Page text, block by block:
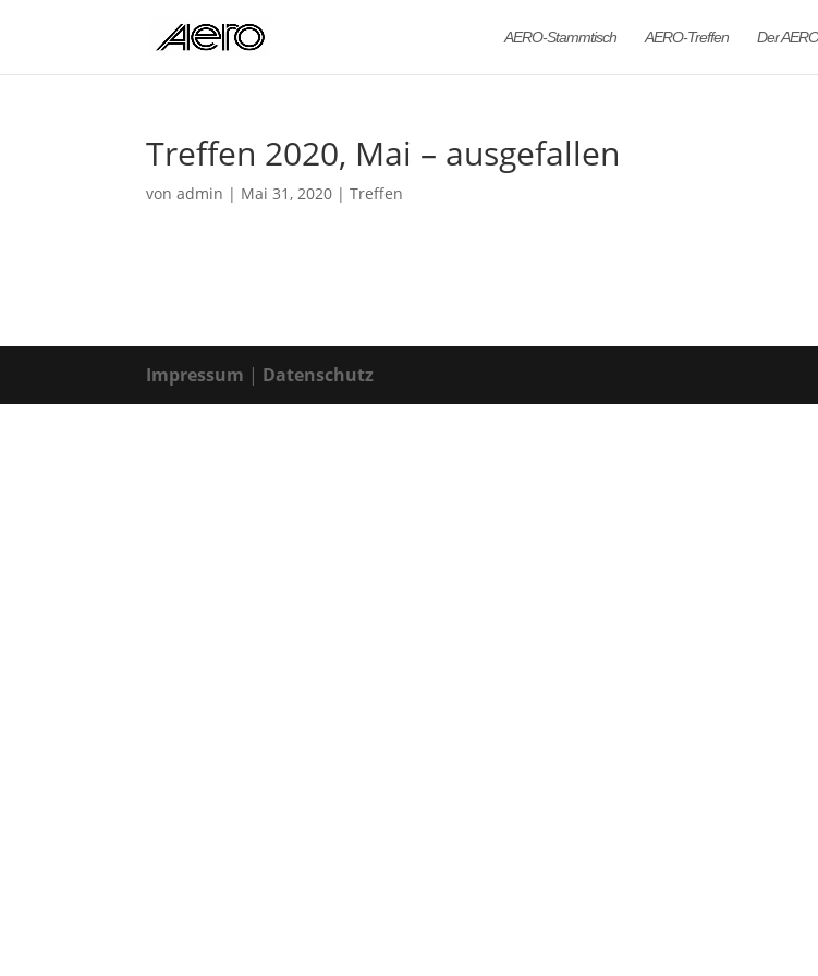
AERO-Stammtisch AERO-Treffen Der AERO
Treffen 2020, Mai – ausgefallen
vonadmin | Mai 31, 2020 |Treffen
Impressum | Datenschutz